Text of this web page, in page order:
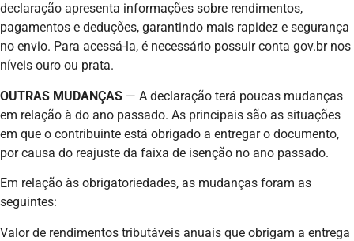
declaração apresenta informações sobre rendimentos,
pagamentos e deduções, garantindo mais rapidez e segurança
no envio. Para acessá-la, é necessário possuir conta gov.br nos
níveis ouro ou prata.
OUTRAS MUDANÇAS — A declaração terá poucas mudanças
em relação à do ano passado. As principais são as situações
em que o contribuinte está obrigado a entregar o documento,
por causa do reajuste da faixa de isenção no ano passado.
Em relação às obrigatoriedades, as mudanças foram as
seguintes:
Valor de rendimentos tributáveis anuais que obrigam a entrega